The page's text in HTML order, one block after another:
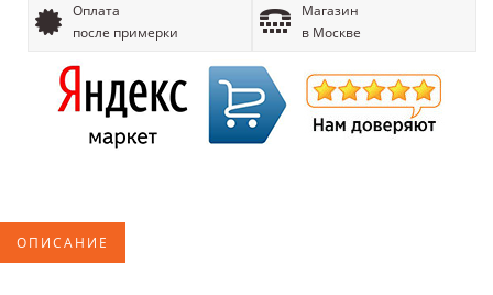
Оплата
после примерки
Магазин
в Москве
ОПИСАНИЕ